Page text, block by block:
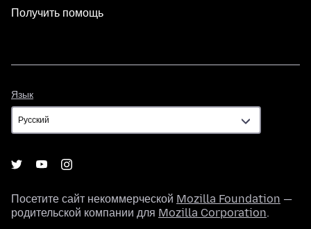
Получить помощь
Язык
Посетите сайт некоммерческой Mozilla Foundation —
родительской компании для Mozilla Corporation.